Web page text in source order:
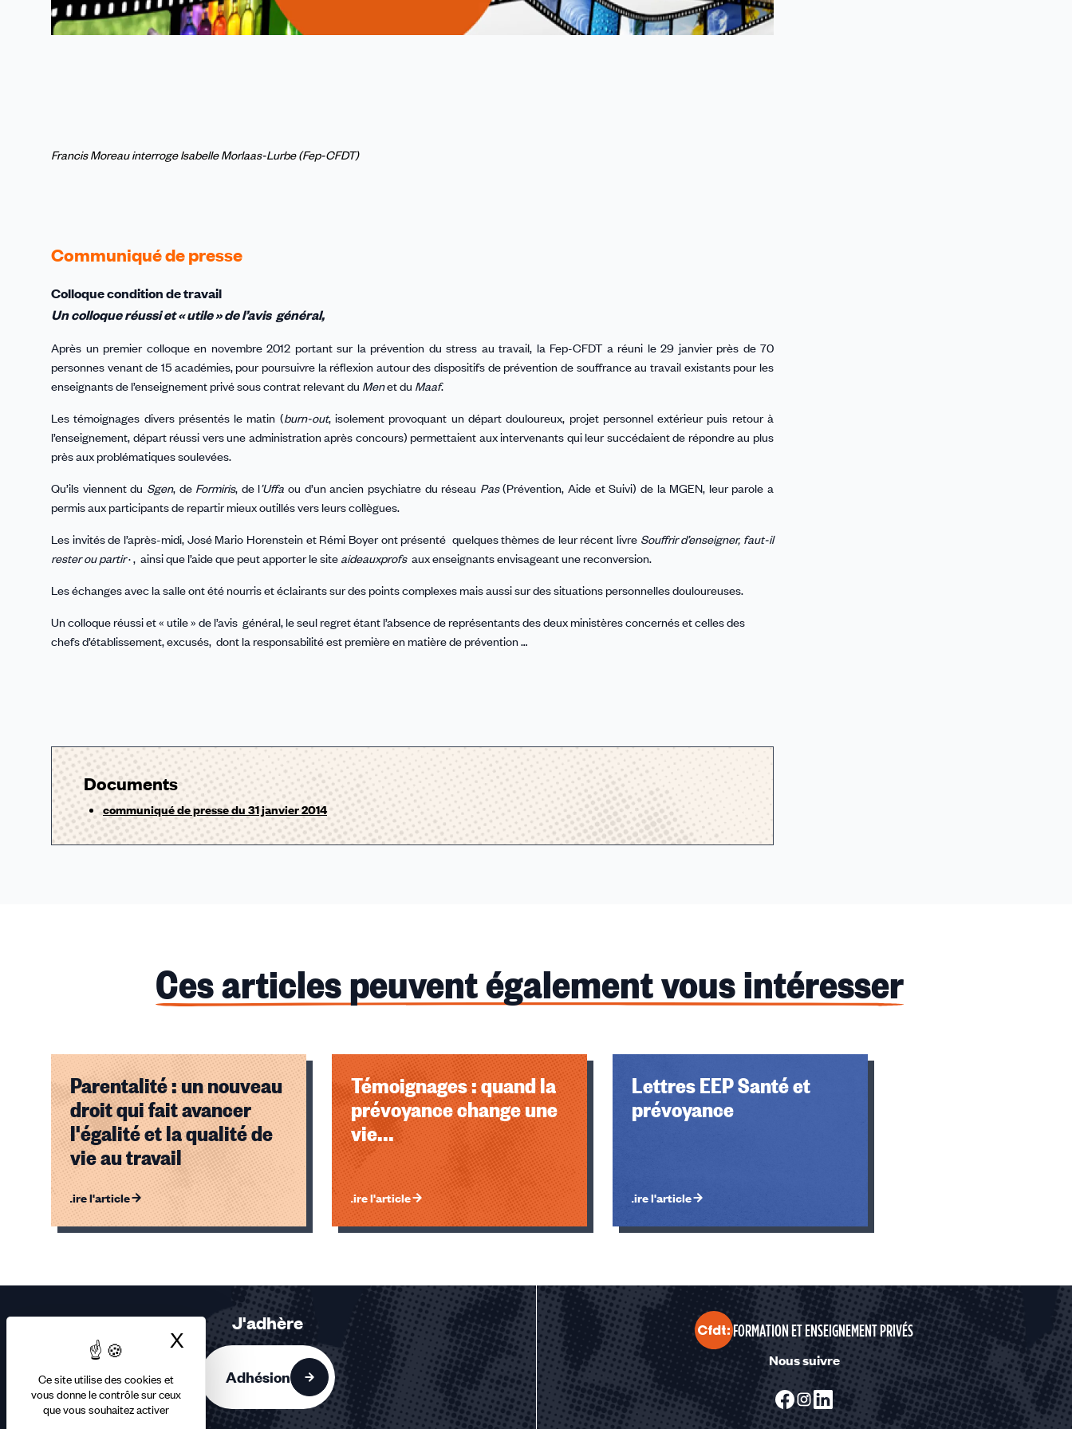
Ce site utilise des cookies et
vous donne le contrôle sur ceux
que vous souhaitez activer
X Masquer le bandeau des cookies
Francis Moreau interroge Isabelle Morlaas-Lurbe (Fep-CFDT)
Communiqué de presse
Colloque condition de travail
Un colloque réussi et « utile » de l’avis général,
Après un premier colloque en novembre 2012 portant sur la prévention du stress au travail, la Fep-CFDT a réuni le 29 janvier près de 70
personnes venant de 15 académies, pour poursuivre la réflexion autour des dispositifs de prévention de souffrance au travail existants pour les
enseignants de l’enseignement privé sous contrat relevant du Menet du Maaf.
Les témoignages divers présentés le matin (burn-out, isolement provoquant un départ douloureux, projet personnel extérieur puis retour à
l’enseignement, départ réussi vers une administration après concours) permettaient aux intervenants qui leur succédaient de répondre au plus
près aux problématiques soulevées.
Qu’ils viennent du Sgen, de Formiris, de l’Uffa ou d’un ancien psychiatre du réseau Pas(Prévention, Aide et Suivi) de la MGEN, leur parole a
permis aux participants de repartir mieux outillés vers leurs collègues.
Les invités de l’après-midi, José Mario Horenstein et Rémi Boyer ont présenté quelques thèmes de leur récent livre Souffrir d’enseigner, faut-il
rester ou partir· , ainsi que l’aide que peut apporter le site aideauxprofsaux enseignants envisageant une reconversion.
Les échanges avec la salle ont été nourris et éclairants sur des points complexes mais aussi sur des situations personnelles douloureuses.
Un colloque réussi et « utile » de l’avis général, le seul regret étant l’absence de représentants des deux ministères concernés et celles des
chefs d’établissement, excusés, dont la responsabilité est première en matière de prévention …
Documents
communiqué de presse du 31 janvier 2014
Ces articles peuvent également vous intéresser
Parentalité : un nouveau
droit qui fait avancer
l'égalité et la qualité de
vie au travail
Lire l'article
Témoignages : quand la
prévoyance change une
vie...
Lire l'article
Lettres EEP Santé et
prévoyance
Lire l'article
Éléments
accessibles
J'adhère
Adhésion
FORMATION ET ENSEIGNEMENT PRIVÉS
Nous suivre